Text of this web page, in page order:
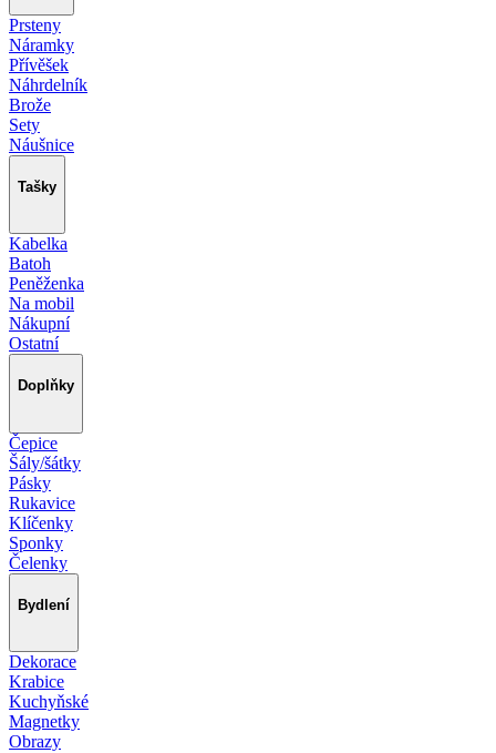
Prsteny
Náramky
Přívěšek
Náhrdelník
Brože
Sety
Náušnice
Tašky
Kabelka
Batoh
Peněženka
Na mobil
Nákupní
Ostatní
Doplňky
Čepice
Šály/šátky
Pásky
Rukavice
Klíčenky
Sponky
Čelenky
Bydlení
Dekorace
Krabice
Kuchyňské
Magnetky
Obrazy